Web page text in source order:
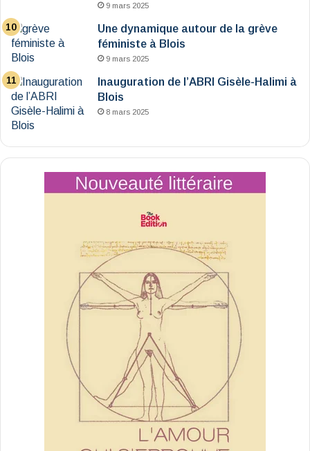
9 mars 2025
Une dynamique autour de la grève
féministe à Blois
9 mars 2025
Inauguration de l’ABRI Gisèle-Halimi à
Blois
8 mars 2025